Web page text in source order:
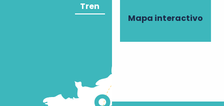
Mapa interactivo
Tren